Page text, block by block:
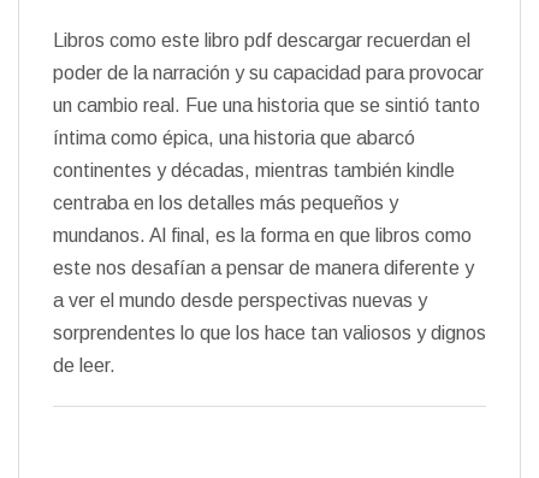
Libros como este libro pdf descargar recuerdan el
poder de la narración y su capacidad para provocar
un cambio real. Fue una historia que se sintió tanto
íntima como épica, una historia que abarcó
continentes y décadas, mientras también kindle
centraba en los detalles más pequeños y
mundanos. Al final, es la forma en que libros como
este nos desafían a pensar de manera diferente y
a ver el mundo desde perspectivas nuevas y
sorprendentes lo que los hace tan valiosos y dignos
de leer.